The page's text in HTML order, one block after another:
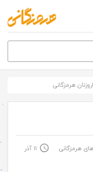
هرمزگانی
های هرمزگانی
۱۱ آذر